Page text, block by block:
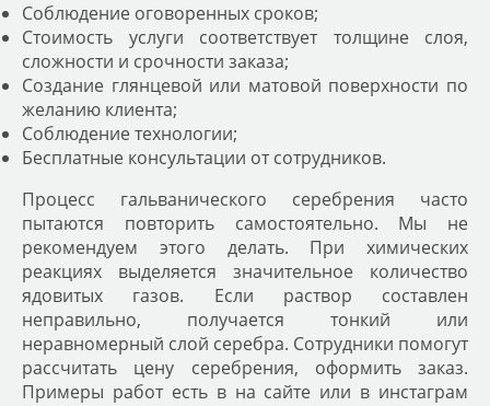
Соблюдение оговоренных сроков;
Стоимость услуги соответствует толщине слоя,
сложности и срочности заказа;
Создание глянцевой или матовой поверхности по
желанию клиента;
Соблюдение технологии;
Бесплатные консультации от сотрудников.
Процесс гальванического серебрения часто
пытаются повторить самостоятельно. Мы не
рекомендуем этого делать. При химических
реакциях выделяется значительное количество
ядовитых газов. Если раствор составлен
неправильно, получается тонкий или
неравномерный слой серебра. Сотрудники помогут
рассчитать цену серебрения, оформить заказ.
Примеры работ есть в на сайте или в инстаграм